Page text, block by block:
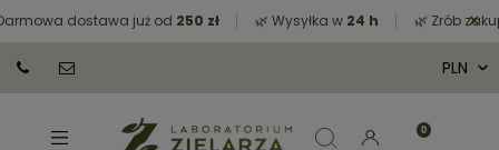
dostawa już od250 zł 🌿 Wysyłka w24 h 🌿 Zrób ×